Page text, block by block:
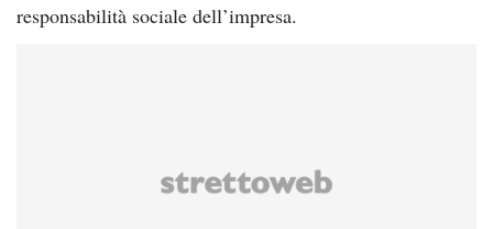
responsabilità sociale dell’impresa.